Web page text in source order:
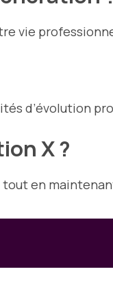
vie
d’évolution
X ?
en